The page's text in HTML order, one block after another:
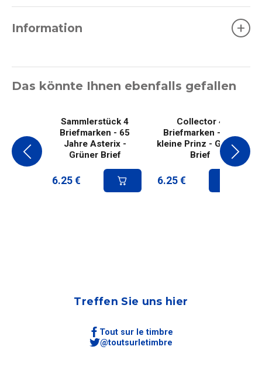
Information +
Das könnte Ihnen ebenfalls gefallen
Sammlerstück 4
Briefmarken - 65
Jahre Asterix -
Grüner Brief
6.25 €
Collector 4
Briefmarken - Der
kleine Prinz - Grüner
Brief
6.25 €
Treffen Sie uns hier
Tout sur le timbre
@toutsurletimbre